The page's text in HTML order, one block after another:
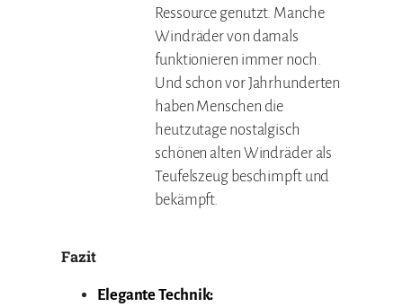
Ressource genutzt. Manche
Windräder von damals
funktionieren immer noch.
Und schon vor Jahrhunderten
haben Menschen die
heutzutage nostalgisch
schönen alten Windräder als
Teufelszeug beschimpft und
bekämpft.
Fazit
Elegante Technik: